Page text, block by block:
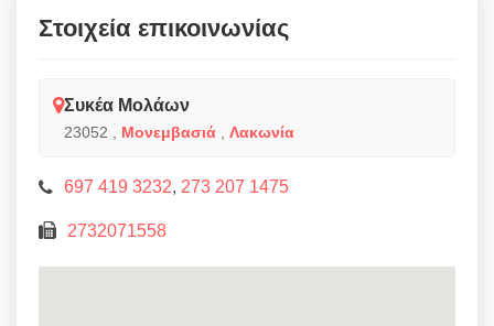
Στοιχεία επικοινωνίας
Συκέα Μολάων
23052 Μονεμβασιά Λακωνία
697 419 3232, 273 207 1475
2732071558